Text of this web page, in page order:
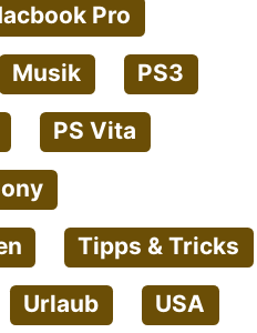
Pro
Musik PS3
PS Vita
Tipps & Tricks
Urlaub USA